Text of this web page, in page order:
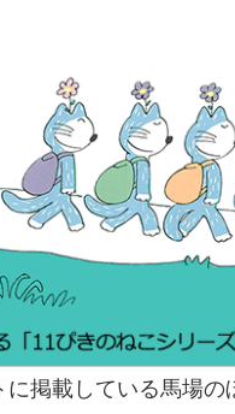
掲載している馬場の